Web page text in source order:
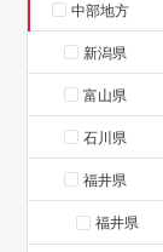
中部地方
新潟県
富山県
石川県
福井県
福井県